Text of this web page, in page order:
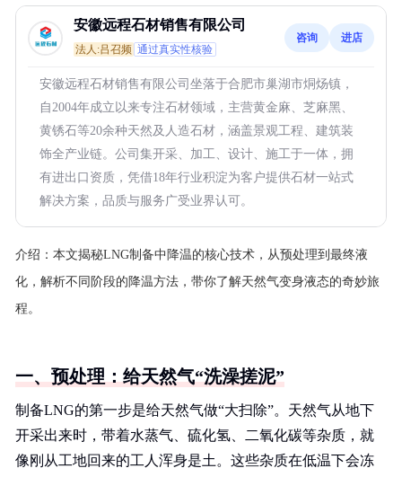
安徽远程石材销售有限公司
法人:吕召频 通过真实性核验
咨询 进店
安徽远程石材销售有限公司坐落于合肥市巢湖市烔炀镇，
自2004年成立以来专注石材领域，主营黄金麻、芝麻黑、
黄锈石等20余种天然及人造石材，涵盖景观工程、建筑装
饰全产业链。公司集开采、加工、设计、施工于一体，拥
有进出口资质，凭借18年行业积淀为客户提供石材一站式
解决方案，品质与服务广受业界认可。
介绍： 本文揭秘LNG制备中降温的核心技术，从预处理到最终液
化，解析不同阶段的降温方法，带你了解天然气变身液态的奇妙旅
程。
一、预处理：给天然气“洗澡搓泥”
制备LNG的第一步是给天然气做“大扫除”。天然气从地下
开采出来时，带着水蒸气、硫化氢、二氧化碳等杂质，就
像刚从工地回来的工人浑身是土。这些杂质在低温下会冻